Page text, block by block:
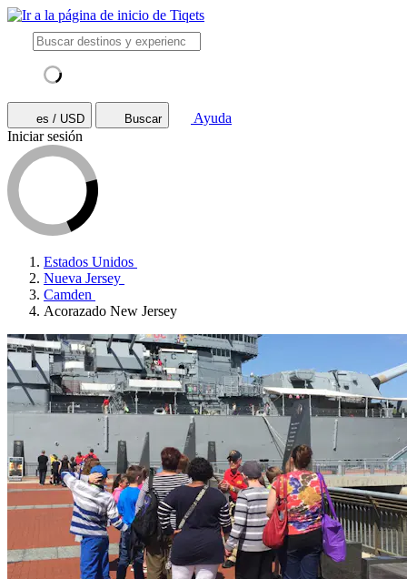
es / USD Buscar
Ayuda
Iniciar sesión
Estados Unidos
Nueva Jersey
Camden
Acorazado New Jersey